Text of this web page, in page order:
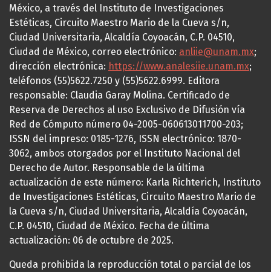
México, a través del Instituto de Investigaciones
Estéticas, Circuito Maestro Mario de la Cueva s/n,
Ciudad Universitaria, Alcaldía Coyoacán, C.P. 04510,
Ciudad de México, correo electrónico: anliie@unam.mx;
dirección electrónica: https://www.analesiie.unam.mx;
teléfonos (55)5622.7250 y (55)5622.6999. Editora
responsable: Claudia Garay Molina. Certificado de
Reserva de Derechos al uso Exclusivo de Difusión vía
Red de Cómputo número 04-2005-060613011700-203;
ISSN del impreso: 0185-1276, ISSN electrónico: 1870-
3062, ambos otorgados por el Instituto Nacional del
Derecho de Autor. Responsable de la última
actualización de este número: Karla Richterich, Instituto
de Investigaciones Estéticas, Circuito Maestro Mario de
la Cueva s/n, Ciudad Universitaria, Alcaldía Coyoacán,
C.P. 04510, Ciudad de México. Fecha de última
actualización: 06 de octubre de 2025.
Queda prohibida la reproducción total o parcial de los